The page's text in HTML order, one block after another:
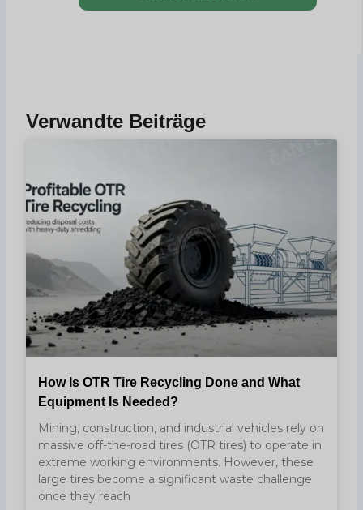
Verwandte Beiträge
How Is OTR Tire Recycling Done and What
Equipment Is Needed?
Mining, construction, and industrial vehicles rely on
massive off-the-road tires (OTR tires) to operate in
extreme working environments. However, these
large tires become a significant waste challenge
once they reach